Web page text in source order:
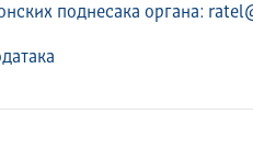
поднесака органа: